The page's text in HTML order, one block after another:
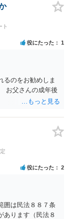
せん。兄の現住所
弁護士に遺産分割
です。 お金がな
わったら弁護士
性はあると思いま
問い合わせしてみ
ト
役にたった 1
のをお勧めしま
お父さんの成年後
役にたった 2
囲は民法８８７条
あります（民法８